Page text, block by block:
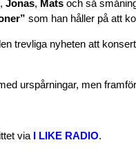
, Jonas, Mats och så
som han håller på att
trevliga nyheten att
urspårningar, men
via I LIKE RADIO.